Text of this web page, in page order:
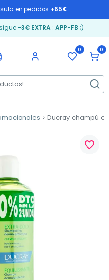
en pedidos +65€
-3€ EXTRA: APP-FB ;)
0 0
Ducray champú
favorite_border